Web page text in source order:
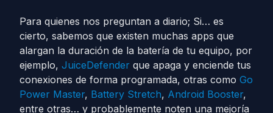
Para quienes nos preguntan a diario; Si… es
cierto, sabemos que existen muchas apps que
alargan la duración de la batería de tu equipo, por
ejemplo, JuiceDefender que apaga y enciende tus
conexiones de forma programada, otras como Go
Power Master, Battery Stretch, Android Booster,
entre otras… y probablemente noten una mejoría